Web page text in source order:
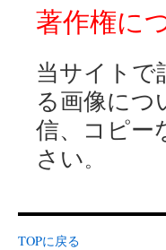
著作権に
当サイト で
る画像につ
信、コピー
さい。
TOPに戻る